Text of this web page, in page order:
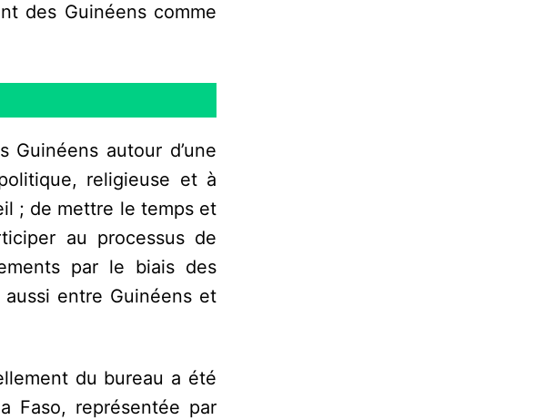
des Guinéens comme
Guinéens autour d’une
religieuse et à
; de mettre le temps et
au processus de
par le biais des
entre Guinéens et
du bureau a été
Faso, représentée par